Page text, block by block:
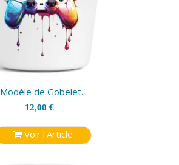
Modèle de Gobelet...
12,00 €
Voir l'Article